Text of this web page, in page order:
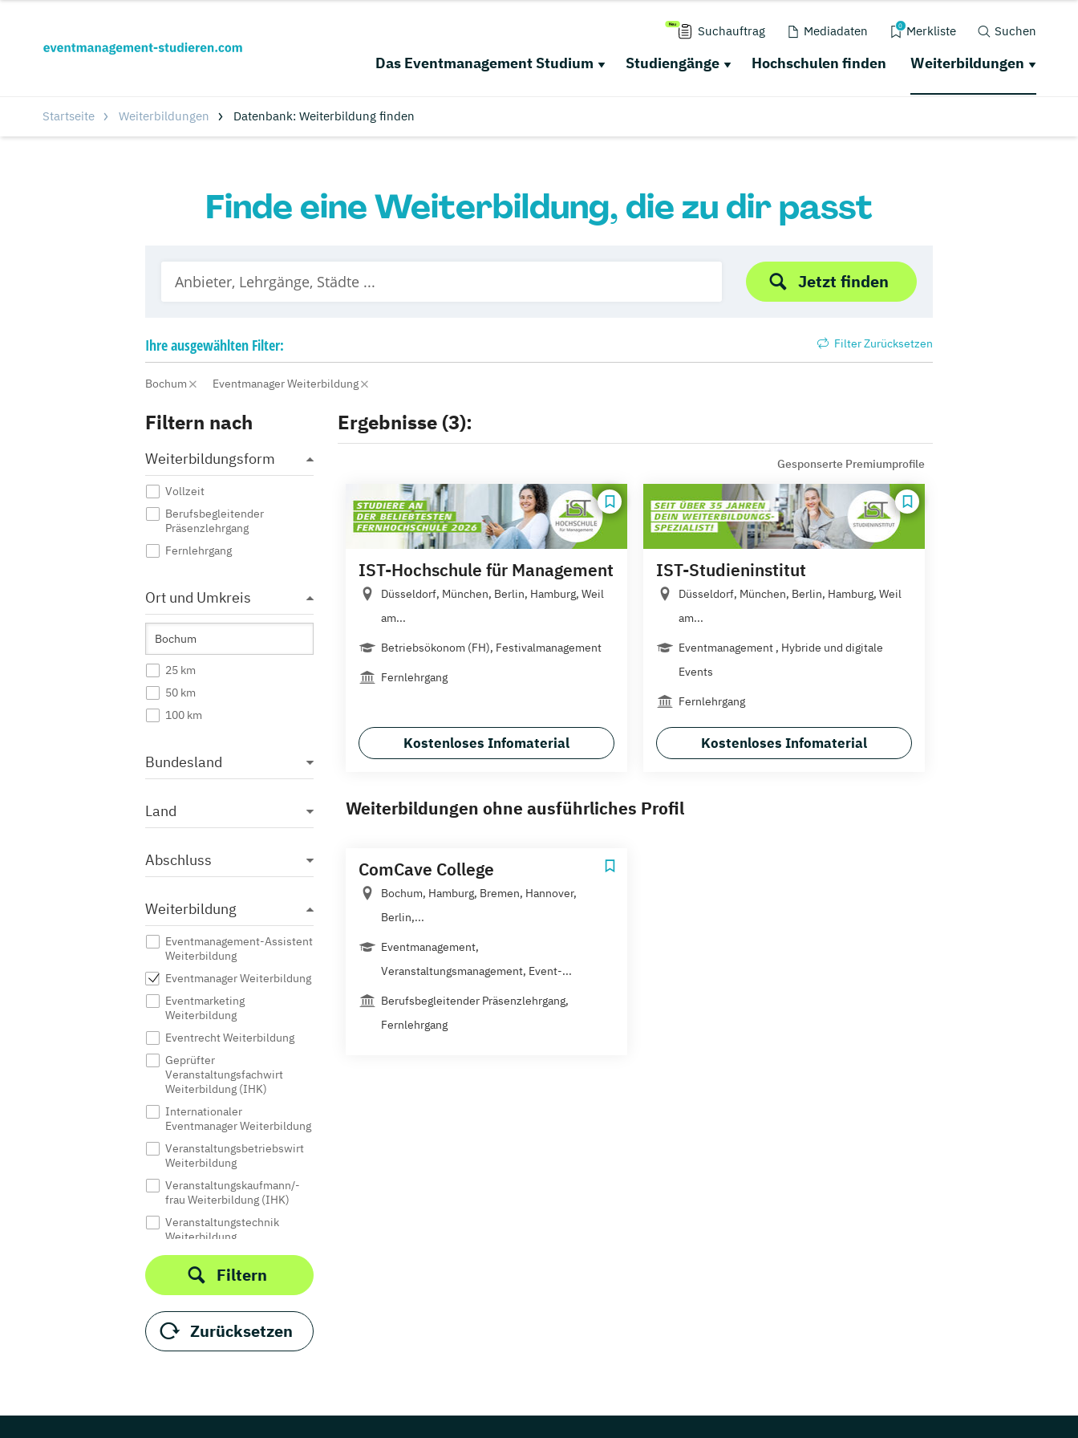
Suchauftrag Mediadaten 0 Merkliste Suchen
Das Eventmanagement Studium Studiengänge Hochschulen finden Weiterbildungen
Startseite Weiterbildungen Datenbank: Weiterbildung finden
Finde eine Weiterbildung, die zu dir passt
Jetzt finden
Ihreausgewählten Filter: Filter Zurücksetzen
Bochum Eventmanager Weiterbildung
Filtern nach
Weiterbildungsform
Vollzeit
Berufsbegleitender
Präsenzlehrgang
Fernlehrgang
Ort und Umkreis
25 km
50 km
100 km
Bundesland
Land
Abschluss
Weiterbildung
Eventmanagement-Assistent
Weiterbildung
Eventmanager Weiterbildung
Eventmarketing
Weiterbildung
Eventrecht Weiterbildung
Geprüfter
Veranstaltungsfachwirt
Weiterbildung (IHK)
Internationaler
Eventmanager Weiterbildung
Veranstaltungsbetriebswirt
Weiterbildung
Veranstaltungskaufmann/-
frau Weiterbildung (IHK)
Veranstaltungstechnik
Weiterbildung
Wedding Planner
WeiterbildungFiltern
Zurücksetzen
Ergebnisse (3):
Gesponserte Premiumprofile
IST-Hochschule für Management
Düsseldorf, München, Berlin, Hamburg, Weil
am...
Betriebsökonom (FH), Festivalmanagement
Fernlehrgang
Kostenloses Infomaterial
IST-Studieninstitut
Düsseldorf, München, Berlin, Hamburg, Weil
am...
Eventmanagement , Hybride und digitale
Events
Fernlehrgang
Kostenloses Infomaterial
Weiterbildungen ohne ausführliches Profil
ComCave College
Bochum, Hamburg, Bremen, Hannover,
Berlin,...
Eventmanagement,
Veranstaltungsmanagement, Event-...
Berufsbegleitender Präsenzlehrgang,
Fernlehrgang